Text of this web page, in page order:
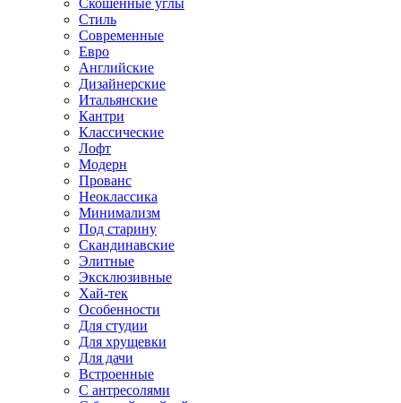
Скошенные углы
Стиль
Современные
Евро
Английские
Дизайнерские
Итальянские
Кантри
Классические
Лофт
Модерн
Прованс
Неоклассика
Минимализм
Под старину
Скандинавские
Элитные
Эксклюзивные
Хай-тек
Особенности
Для студии
Для хрущевки
Для дачи
Встроенные
С антресолями